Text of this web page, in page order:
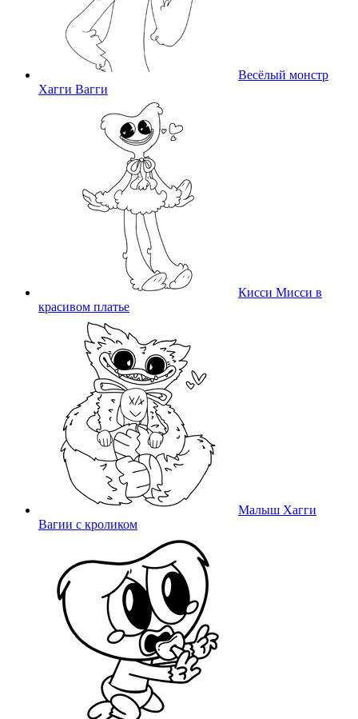
Весёлый монстр
Хагги Вагги
Кисси Мисси в
красивом платье
Малыш Хагги
Вагии с кроликом